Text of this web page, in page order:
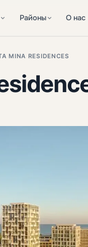
Районы О нас
MINA RESIDENCES